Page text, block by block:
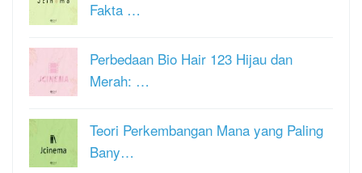
Fakta …
Perbedaan Bio Hair 123 Hijau dan
Merah: …
Teori Perkembangan Mana yang Paling
Bany…